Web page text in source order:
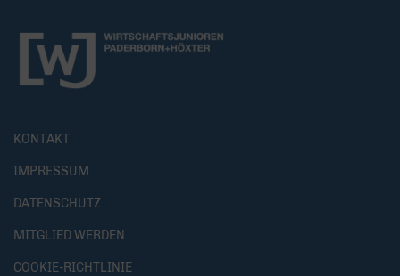
KONTAKT
IMPRESSUM
DATENSCHUTZ
MITGLIED WERDEN
COOKIE-RICHTLINIE